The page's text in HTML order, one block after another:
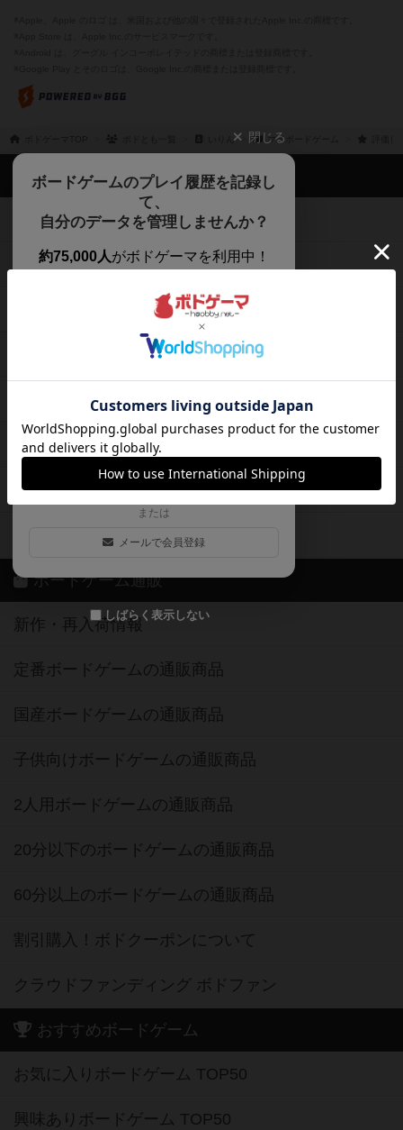
いりん マイボードゲーム
閉じる
ボードゲームのプレイ履歴を記録し
て、
自分のデータを管理しませんか？
約75,000人がボドゲーマを利用中！
遊んだボードゲームを記録する
気になるゲームのレビューを読む
お気に入り作品・所有リストの共
ログイン / 会員登録（10秒）
Google X
Apple Facebook
または
メールで会員登録
しばらく表示しない
ボドゲーマTOP
ボードゲームを検索する
ボードゲームの新着レビュー
ボードゲーム会情報
掲示板・トピックス
ボドとも・会員一覧
ボードゲーム業界コラム
ボドゲーマご利用案内
ボードゲーム通販
新作・再入荷情報
定番ボードゲームの通販商品
国産ボードゲームの通販商品
子供向けボードゲームの通販商品
2人用ボードゲームの通販商品
20分以下のボードゲームの通販商品
60分以上のボードゲームの通販商品
割引購入！ボドクーポンについて
クラウドファンディング ボドファン
おすすめボードゲーム
お気に入りボードゲーム TOP50
興味ありボードゲーム TOP50